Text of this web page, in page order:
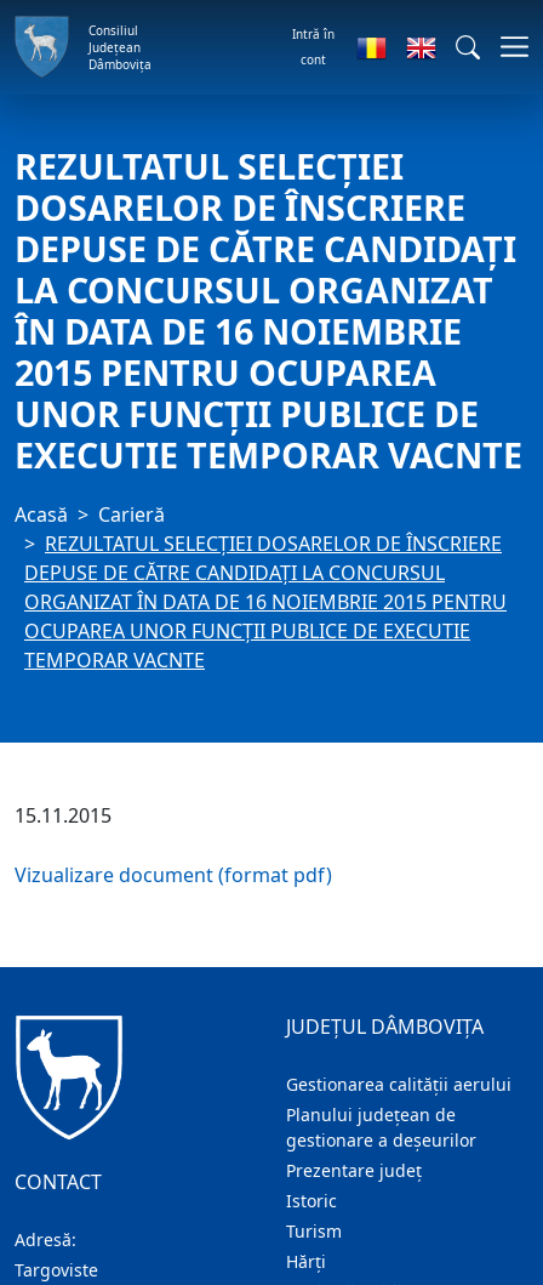
Consiliul
Județean
Dâmbovița
Intră în
cont
REZULTATUL SELECŢIEI
DOSARELOR DE ÎNSCRIERE
DEPUSE DE CĂTRE CANDIDAŢI
LA CONCURSUL ORGANIZAT
ÎN DATA DE 16 NOIEMBRIE
2015 PENTRU OCUPAREA
UNOR FUNCŢII PUBLICE DE
EXECUTIE TEMPORAR VACNTE
Acasă
Carieră
REZULTATUL SELECŢIEI DOSARELOR DE ÎNSCRIERE
DEPUSE DE CĂTRE CANDIDAŢI LA CONCURSUL
ORGANIZAT ÎN DATA DE 16 NOIEMBRIE 2015 PENTRU
OCUPAREA UNOR FUNCŢII PUBLICE DE EXECUTIE
TEMPORAR VACNTE
15.11.2015
Vizualizare document (format pdf)
CONTACT
Adresă:
Targoviste
JUDEȚUL DÂMBOVIȚA
Gestionarea calității aerului
Planului județean de
gestionare a deșeurilor
Prezentare judeţ
Istoric
Turism
Hărţi